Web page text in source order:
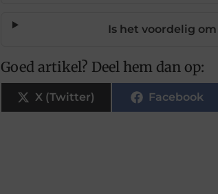
Is het voordelig
Goed artikel? Deel hem dan op:
X (Twitter) Facebook